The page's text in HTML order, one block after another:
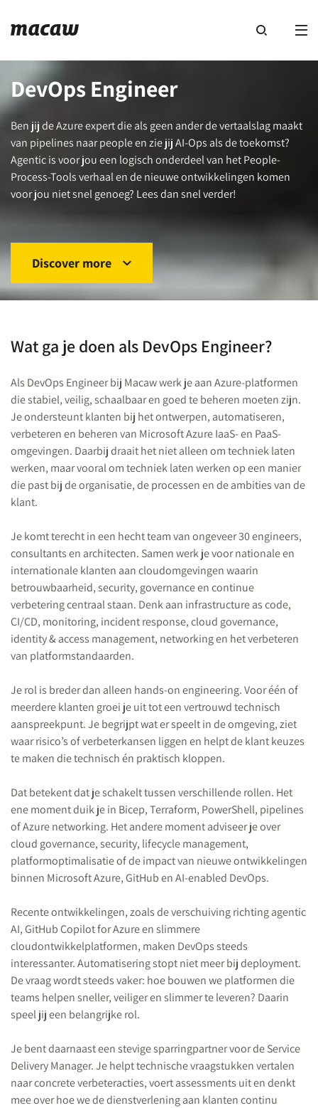
DevOps Engineer
Ben jij de Azure expert die als geen ander de vertaalslag maakt
van pipelines naar people en zie jij AI-Ops als de toekomst?
Agentic is voor jou een logisch onderdeel van het People-
Process-Tools verhaal en de nieuwe ontwikkelingen komen
voor jou niet snel genoeg? Lees dan snel verder!
Discover more
Wat ga je doen als DevOps Engineer?
Als DevOps Engineer bij Macaw werk je aan Azure-platformen
die stabiel, veilig, schaalbaar en goed te beheren moeten zijn.
Je ondersteunt klanten bij het ontwerpen, automatiseren,
verbeteren en beheren van Microsoft Azure IaaS- en PaaS-
omgevingen. Daarbij draait het niet alleen om techniek laten
werken, maar vooral om techniek laten werken op een manier
die past bij de organisatie, de processen en de ambities van de
klant.
Je komt terecht in een hecht team van ongeveer 30 engineers,
consultants en architecten. Samen werk je voor nationale en
internationale klanten aan cloudomgevingen waarin
betrouwbaarheid, security, governance en continue
verbetering centraal staan. Denk aan infrastructure as code,
CI/CD, monitoring, incident response, cloud governance,
identity & access management, networking en het verbeteren
van platformstandaarden.
Je rol is breder dan alleen hands-on engineering. Voor één of
meerdere klanten groei je uit tot een vertrouwd technisch
aanspreekpunt. Je begrijpt wat er speelt in de omgeving, ziet
waar risico’s of verbeterkansen liggen en helpt de klant keuzes
te maken die technisch én praktisch kloppen.
Dat betekent dat je schakelt tussen verschillende rollen. Het
ene moment duik je in Bicep, Terraform, PowerShell, pipelines
of Azure networking. Het andere moment adviseer je over
cloud governance, security, lifecycle management,
platformoptimalisatie of de impact van nieuwe ontwikkelingen
binnen Microsoft Azure, GitHub en AI-enabled DevOps.
Recente ontwikkelingen, zoals de verschuiving richting agentic
AI, GitHub Copilot for Azure en slimmere
cloudontwikkelplatformen, maken DevOps steeds
interessanter. Automatisering stopt niet meer bij deployment.
De vraag wordt steeds vaker: hoe bouwen we platformen die
teams helpen sneller, veiliger en slimmer te leveren? Daarin
speel jij een belangrijke rol.
Je bent daarnaast een stevige sparringpartner voor de Service
Delivery Manager. Je helpt technische vraagstukken vertalen
naar concrete verbeteracties, voert assessments uit en denkt
mee over hoe we de dienstverlening aan klanten continu